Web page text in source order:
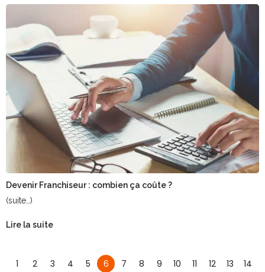
Devenir Franchiseur : combien ça coûte ?
(suite…)
Lire la suite
1 2 3 4 5 6 7 8 9 10 11 12 13
14